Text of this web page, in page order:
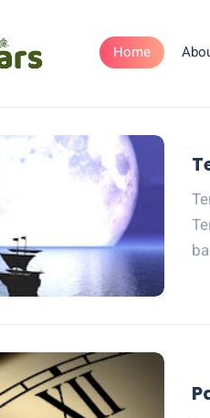
Home